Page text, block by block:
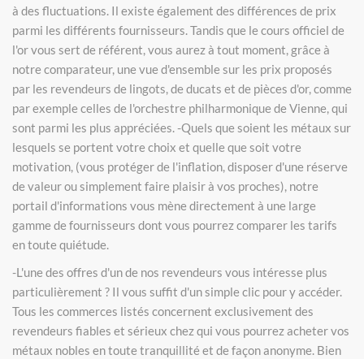
à des fluctuations. Il existe également des différences de prix
parmi les différents fournisseurs. Tandis que le cours officiel de
l'or vous sert de référent, vous aurez à tout moment, grâce à
notre comparateur, une vue d'ensemble sur les prix proposés
par les revendeurs de lingots, de ducats et de pièces d'or, comme
par exemple celles de l'orchestre philharmonique de Vienne, qui
sont parmi les plus appréciées. -Quels que soient les métaux sur
lesquels se portent votre choix et quelle que soit votre
motivation, (vous protéger de l'inflation, disposer d'une réserve
de valeur ou simplement faire plaisir à vos proches), notre
portail d'informations vous mène directement à une large
gamme de fournisseurs dont vous pourrez comparer les tarifs
en toute quiétude.
-L'une des offres d'un de nos revendeurs vous intéresse plus
particulièrement ? Il vous suffit d'un simple clic pour y accéder.
Tous les commerces listés concernent exclusivement des
revendeurs fiables et sérieux chez qui vous pourrez acheter vos
métaux nobles en toute tranquillité et de façon anonyme. Bien